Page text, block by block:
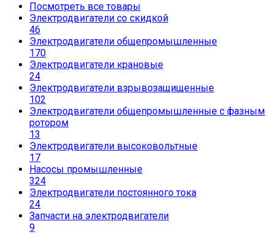
Посмотреть все товары
Электродвигатели со скидкой
46
Электродвигатели общепромышленные
170
Электродвигатели крановые
24
Электродвигатели взрывозащищенные
102
Электродвигатели общепромышленные с фазным
ротором
13
Электродвигатели высоковольтные
17
Насосы промышленные
324
Электродвигатели постоянного тока
24
Запчасти на электродвигатели
9